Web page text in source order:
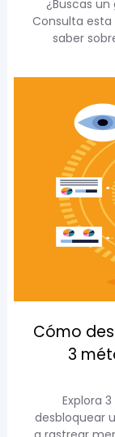
¿Buscas
Consulta
saber
Cómo
3
Explora
desbloquear